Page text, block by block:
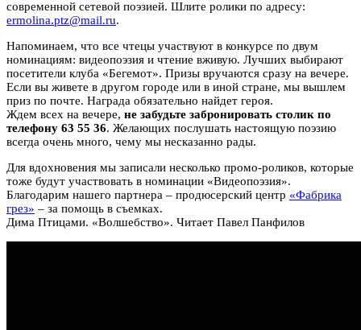
современной сетевой поэзией. Шлите ролики по адресу:
ermolina.ptz@mail.ru.
Напоминаем, что все чтецы участвуют в конкурсе по двум
номинациям: видеопоэзия и чтение вживую. Лучших выбирают
посетители клуба «Бегемот». Призы вручаются сразу на вечере.
Если вы живете в другом городе или в иной стране, мы вышлем
приз по почте. Награда обязательно найдет героя.
Ждем всех на вечере, не забудьте забронировать столик по
телефону 63 55 36. Желающих послушать настоящую поэзию
всегда очень много, чему мы несказанно рады.
Для вдохновения мы записали несколько промо-роликов, которые
тоже будут участвовать в номинации «Видеопоэзия».
Благодарим нашего партнера – продюсерский центр «Фабрика
грез» – за помощь в съемках.
Дима Птицами. «Волшебство». Читает Павел Панфилов